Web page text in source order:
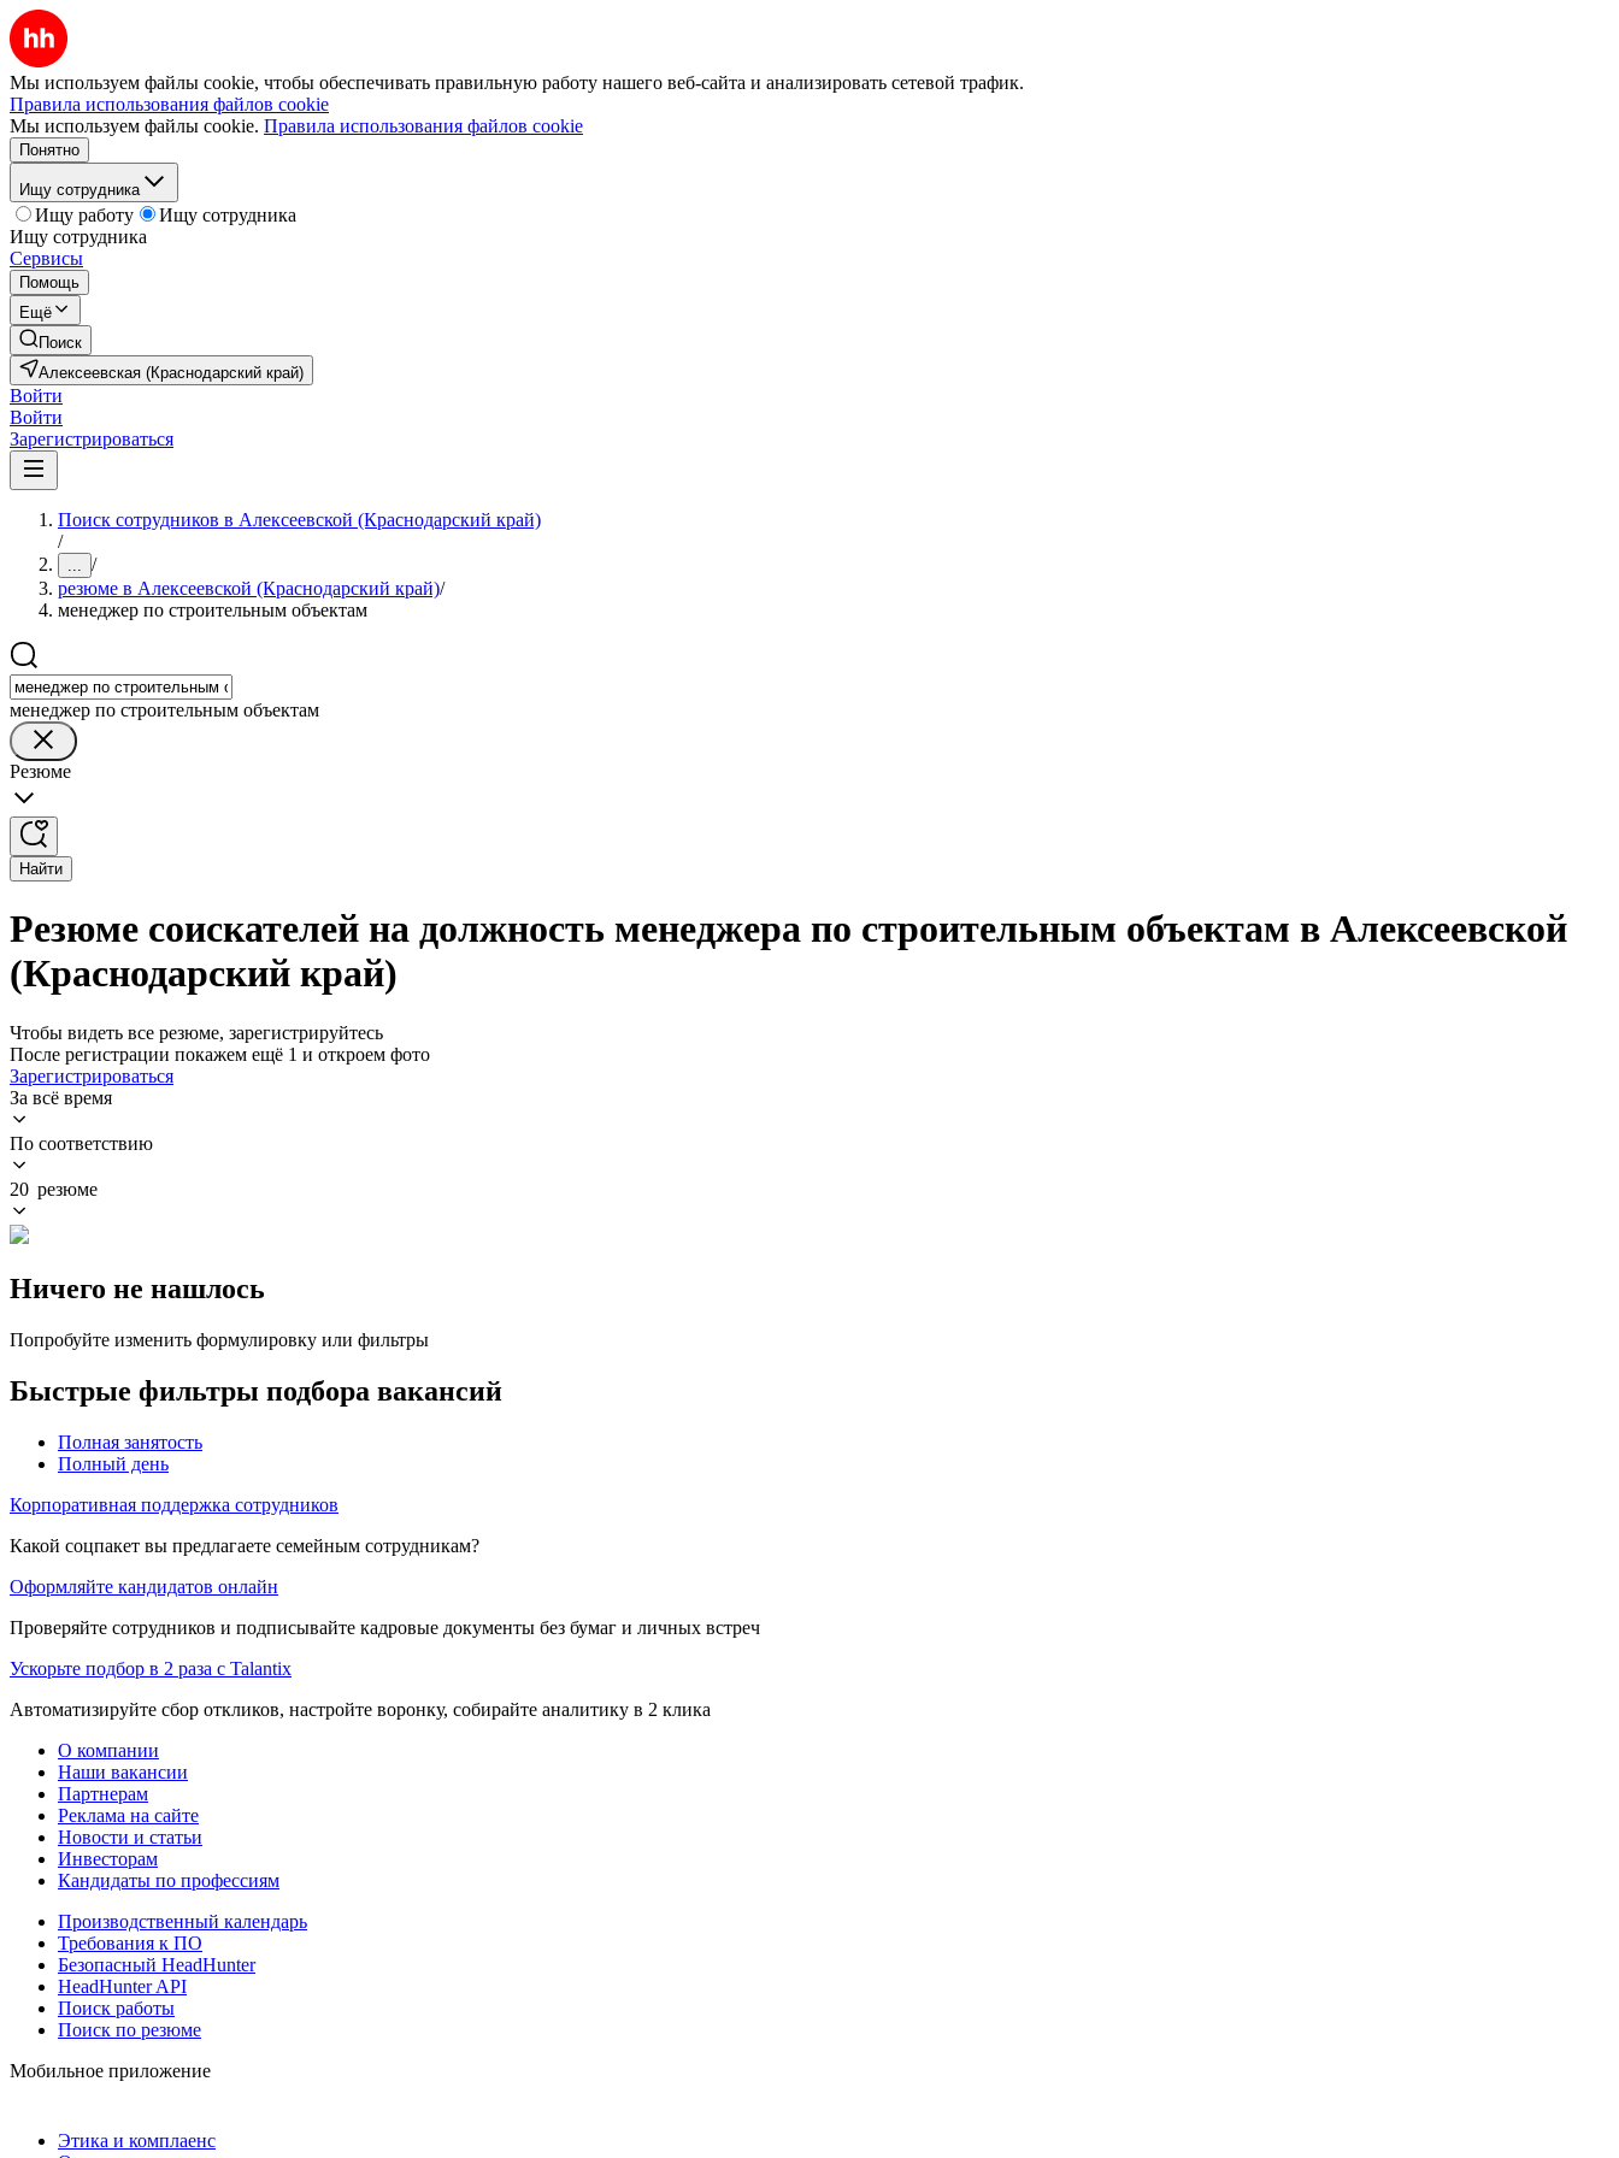
Мы используем файлы cookie, чтобы обеспечивать правильную работу нашего веб-сайта и анализировать сетевой трафик.
Правила использования файлов cookie
Мы используем файлы cookie. Правила использования файлов cookie
Понятно
Ищу сотрудника
Ищу работу
Ищу сотрудника
Ищу сотрудника
Сервисы
Помощь
Ещё
Поиск
Алексеевская (Краснодарский край)
Войти
Войти
Зарегистрироваться
Поиск сотрудников в Алексеевской (Краснодарский край)
/
... /
резюме в Алексеевской (Краснодарский край)/
менеджер по строительным объектам
менеджер по строительным объектам
Резюме
Найти
Резюме соискателей на должность менеджера по строительным объектам в Алексеевской
(Краснодарский край)
Чтобы видеть все резюме, зарегистрируйтесь
После регистрации покажем ещё 1 и откроем фото
Зарегистрироваться
За всё время
По соответствию
20 резюме
Ничего не нашлось
Попробуйте изменить формулировку или фильтры
Быстрые фильтры подбора вакансий
Полная занятость
Полный день
Корпоративная поддержка сотрудников
Какой соцпакет вы предлагаете семейным сотрудникам?
Оформляйте кандидатов онлайн
Проверяйте сотрудников и подписывайте кадровые документы без бумаг и личных встреч
Ускорьте подбор в 2 раза с Talantix
Автоматизируйте сбор откликов, настройте воронку, собирайте аналитику в 2 клика
О компании
Наши вакансии
Партнерам
Реклама на сайте
Новости и статьи
Инвесторам
Кандидаты по профессиям
Производственный календарь
Требования к ПО
Безопасный HeadHunter
HeadHunter API
Поиск работы
Поиск по резюме
Мобильное приложение
Этика и комплаенс